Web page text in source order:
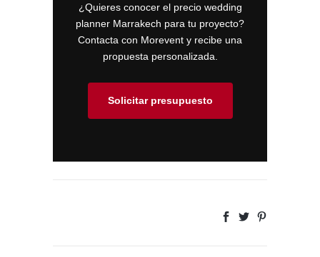
¿Quieres conocer el precio wedding
planner Marrakech para tu proyecto?
Contacta con Morevent y recibe una
propuesta personalizada.
Solicitar presupuesto